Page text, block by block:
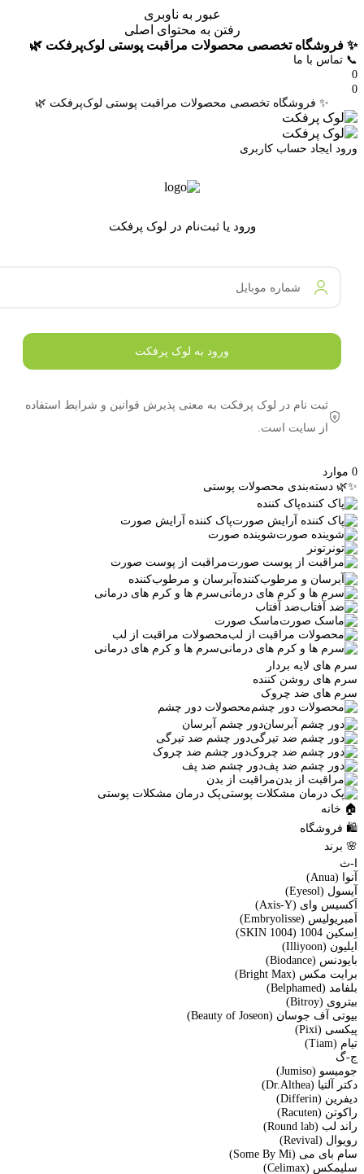
عبور به ناوبری
رفتن به محتوای اصلی
✨ فروشگاه تخصصی محصولات مراقبت پوستی لوک‌پرفکت 🌿
📞 تماس با ما
0
0
✨ فروشگاه تخصصی محصولات مراقبت پوستی لوک‌پرفکت 🌿
ورود ایجاد حساب کاربری
ورود یا ثبت‌نام در لوک پرفکت
شماره موبایل
ورود به لوک پرفکت
ثبت نام در لوک پرفکت به معنی پذیرش قوانین و شرایط استفاده
از سایت است.
0 موارد
✨🌿 دسته‌بندی محصولات پوستی
پاک کننده
پاک کننده آرایش صورت
شوینده صورت
تونر
مراقبت از پوست صورت
آبرسان و مرطوب‌کننده
سرم ها و کرم های درمانی
ضد آفتاب
ماسک صورت
محصولات مراقبت از لب
سرم ها و کرم های درمانی
سرم های لایه بردار
سرم های روشن کننده
سرم های ضد چروک
محصولات دور چشم
دور چشم آبرسان
دور چشم ضد تیرگی
دور چشم ضد چروک
دور چشم ضد پف
مراقبت از بدن
پک درمان مشکلات پوستی
🏠 خانه
🛍️ فروشگاه
🌸 برند
ا-ث
آنوا (Anua)
آیسول (Eyesol)
اَکسیس وای (Axis-Y)
اَمبریولیس (Embryolisse)
اِسکین 1004 (SKIN 1004)
ایلیون (Illiyoon)
بایودنس (Biodance)
برایت مکس (Bright Max)
بلفامد (Belphamed)
بیتروی (Bitroy)
بیوتی آف جوسان (Beauty of Joseon)
پیکسی (Pixi)
تیام (Tiam)
ج-گ
جومیسو (Jumiso)
دکتر آلتیا (Dr.Althea)
دیفرین (Differin)
راکوتن (Racuten)
راند لب (Round lab)
رویوال (Revival)
سام بای می (Some By Mi)
سلیمکس (Celimax)